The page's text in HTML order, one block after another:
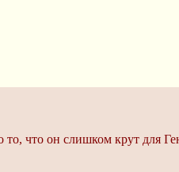
то, что он слишком крут для